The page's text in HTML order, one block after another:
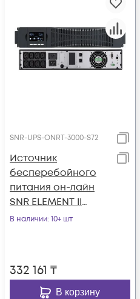
SNR-UPS-ONRT-3000-S72
Источник
бесперебойного
питания он-лайн
SNR ELEMENT II
3000ВА/3000Вт (PF-
В наличии: 10+ шт
332 161 ₸
В корзину